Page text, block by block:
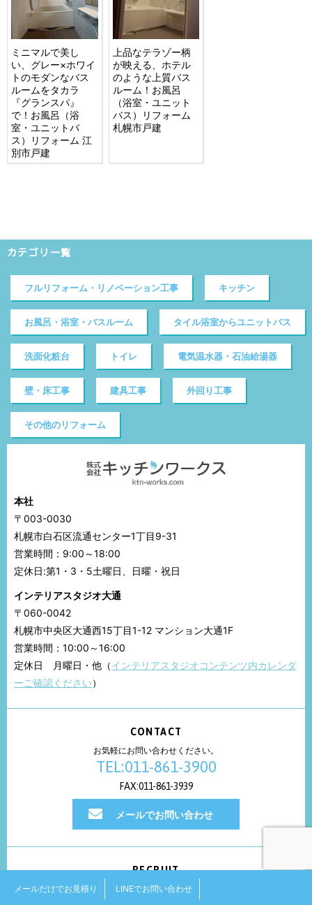
ミニマルで美し
い、グレー×ホワイ
トのモダンなバス
ルームをタカラ
『グランスパ』
で！お風呂（浴
室・ユニットバ
ス）リフォーム 江
別市戸建
上品なテラゾー柄
が映える、ホテル
のような上質バス
ルーム！お風呂
（浴室・ユニット
バス）リフォーム
札幌市戸建
カテゴリ一覧
フルリフォーム・リノベーション工事 キッチン
お風呂・浴室・バスルーム タイル浴室からユニットバス
洗面化粧台 トイレ 電気温水器・石油給湯器
壁・床工事 建具工事 外回り工事
その他のリフォーム
本社
〒003-0030
札幌市白石区流通センター1丁目9-31
営業時間：9:00～18:00
定休日:第1・3・5土曜日、日曜・祝日
インテリアスタジオ大通
〒060-0042
札幌市中央区大通西15丁目1-12 マンション大通1F
営業時間：10:00～16:00
定休日 月曜日・他（インテリアスタジオコンテンツ内カレンダ
ーご確認ください）
CONTACT
お気軽にお問い合わせください。
TEL:011-861-3900
FAX:011-861-3939
メールでお問い合わせ
RECRUIT
新入社員募集中！！
メールだけでお見積り LINEでお問い合わせ